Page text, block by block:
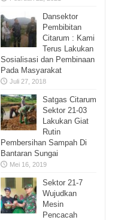
Dansektor
Pembibitan
Citarum : Kami
Terus Lakukan
Sosialisasi dan Pembinaan
Pada Masyarakat
Juli 27, 2018
Satgas Citarum
Sektor 21-03
Lakukan Giat
Rutin
Pembersihan Sampah Di
Bantaran Sungai
Mei 16, 2019
Sektor 21-7
Wujudkan
Mesin
Pencacah